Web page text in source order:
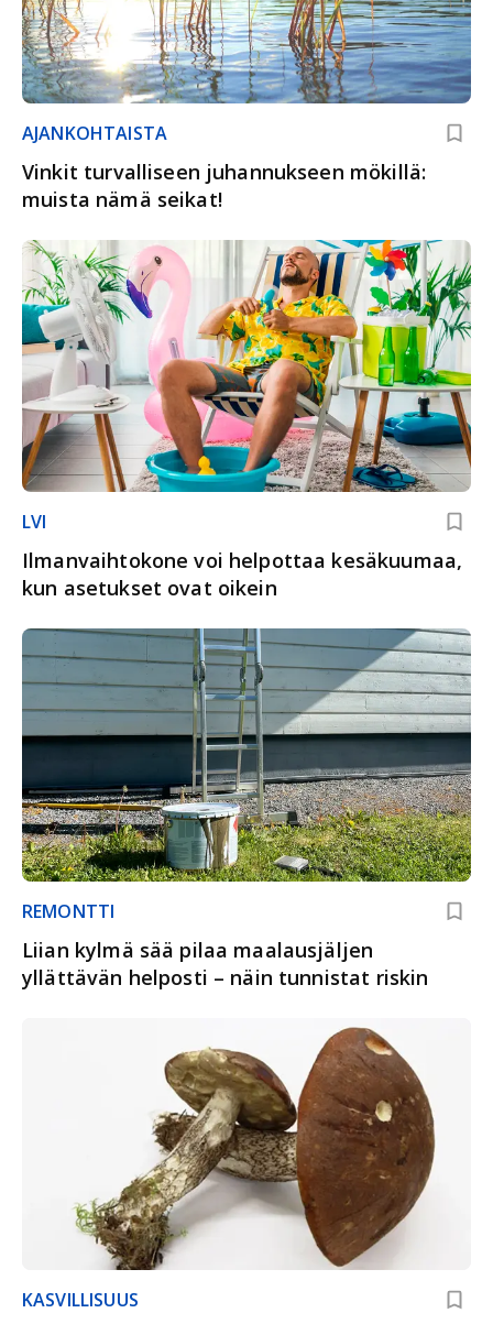
AJANKOHTAISTA
Vinkit turvalliseen juhannukseen mökillä:
muista nämä seikat!
LVI
Ilmanvaihtokone voi helpottaa kesäkuumaa,
kun asetukset ovat oikein
REMONTTI
Liian kylmä sää pilaa maalausjäljen
yllättävän helposti – näin tunnistat riskin
KASVILLISUUS